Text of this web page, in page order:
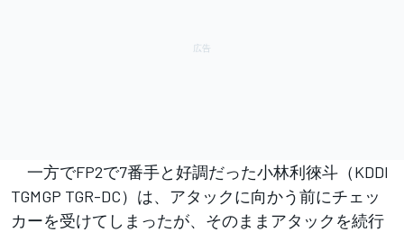
一方でFP2で7番手と好調だった小林利徠斗（KDDI
TGMGP TGR-DC）は、アタックに向かう前にチェッ
カーを受けてしまったが、そのままアタックを続行